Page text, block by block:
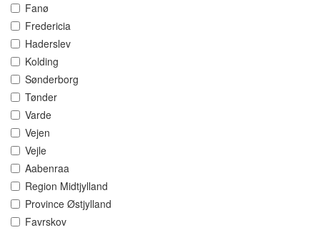
Fanø
Fredericia
Haderslev
Kolding
Sønderborg
Tønder
Varde
Vejen
Vejle
Aabenraa
Region Midtjylland
Province Østjylland
Favrskov